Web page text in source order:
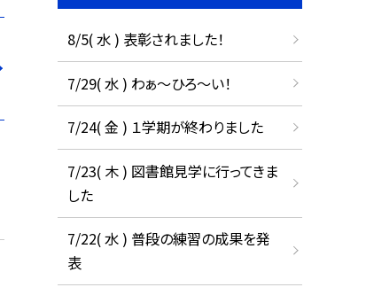
8/5( 水 ) 表彰されました！
7/29( 水 ) わぁ～ひろ～い！
7/24( 金 ) １学期が終わりました
7/23( 木 ) 図書館見学に行ってきま
した
7/22( 水 ) 普段の練習の成果を発
表